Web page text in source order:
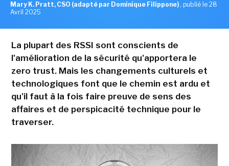
Mary K. Pratt, CSO (adapté par Dominique Filippone) , publié le 28
Avril 2025
La plupart des RSSI sont conscients de
l'amélioration de la sécurité qu'apportera le
zero trust. Mais les changements culturels et
technologiques font que le chemin est ardu et
qu'il faut à la fois faire preuve de sens des
affaires et de perspicacité technique pour le
traverser.